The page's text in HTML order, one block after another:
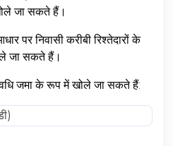
जा सकते हैं।
पर निवासी करीबी रिश्तेदारों के
जा सकते हैं।
जमा के रूप में खोले जा सकते हैं: